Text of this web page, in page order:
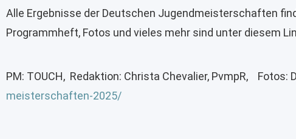
Alle Ergebnisse der Deutschen Jugendmeisterschaften
Programmheft, Fotos und vieles mehr sind unter diesem
PM: TOUCH, Redaktion: Christa Chevalier, PvmpR, Fotos:
meisterschaften-2025/